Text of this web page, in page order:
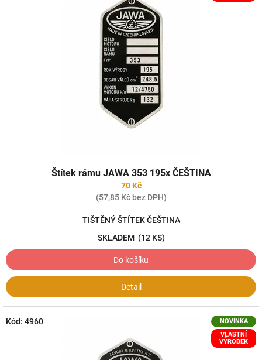
Štítek rámu JAWA 353 195x ČEŠTINA
70 Kč
(57,85 Kč bez DPH)
TIŠTĚNÝ ŠTÍTEK ČEŠTINA
SKLADEM (12 KS)
Do košíku
Detail
NOVINKA
VLASTNÍ
VÝROBEK
Kód: 4960